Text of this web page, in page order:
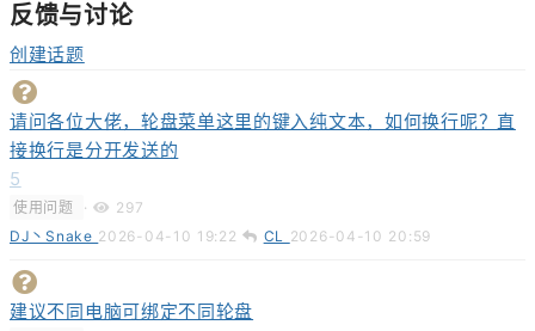
反馈与讨论
创建话题
请问各位大佬，轮盘菜单这里的键入纯文本，如何换行呢？直
接换行是分开发送的
5
使用问题 ·
297
DJ丶Snake 2026-04-10 19:22 CL 2026-04-10 20:59
建议不同电脑可绑定不同轮盘